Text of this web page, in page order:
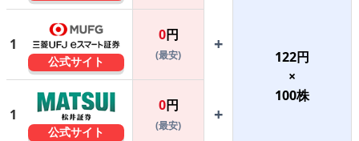
122円
×
100株
1
公式サイト
0円
(最安)
+
1
公式サイト
0円
(最安)
+